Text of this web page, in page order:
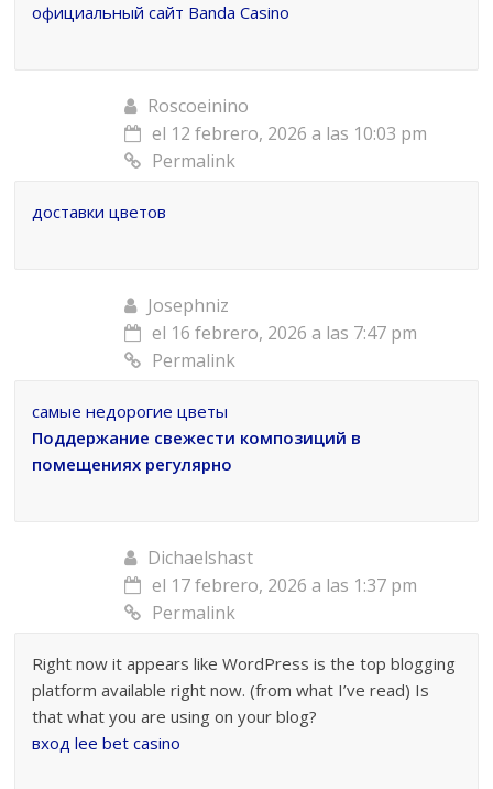
официальный сайт Banda Casino
Roscoeinino
el 12 febrero, 2026 a las 10:03 pm
Permalink
доставки цветов
Josephniz
el 16 febrero, 2026 a las 7:47 pm
Permalink
самые недорогие цветы
Поддержание свежести композиций в
помещениях регулярно
Dichaelshast
el 17 febrero, 2026 a las 1:37 pm
Permalink
Right now it appears like WordPress is the top blogging
platform available right now. (from what I’ve read) Is
that what you are using on your blog?
вход lee bet casino